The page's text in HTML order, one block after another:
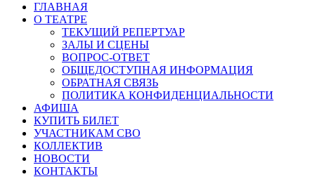
ГЛАВНАЯ
О ТЕАТРЕ
ТЕКУЩИЙ РЕПЕРТУАР
ЗАЛЫ И СЦЕНЫ
ВОПРОС-ОТВЕТ
ОБЩЕДОСТУПНАЯ ИНФОРМАЦИЯ
ОБРАТНАЯ СВЯЗЬ
ПОЛИТИКА КОНФИДЕНЦИАЛЬНОСТИ
АФИША
КУПИТЬ БИЛЕТ
УЧАСТНИКАМ СВО
КОЛЛЕКТИВ
НОВОСТИ
КОНТАКТЫ